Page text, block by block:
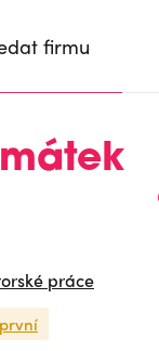
firmu
práce